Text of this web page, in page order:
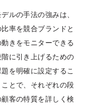
ルの手法の強みは、
率を競合ブランドと
きをモニターできる
に引き上げるための
を明確に設定するこ
とで、それぞれの段
客の特質を詳しく検